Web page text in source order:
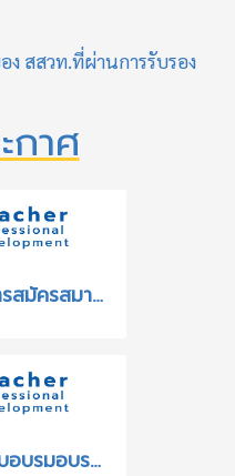
สสวท.ที่ผ่านการรับรอง
กาศ
ประชาสัมพันธ์การสมัครสมาชิกรูปแบบใหม่ด้วย ThaID ของระบบฐานข้อมูลเครือข่ายทางการศึกษาและระบบอบรมครู สสวท.
การปรับปรุงระบบอบรมอบรมครูและการวมฐานข้อมูลผู้ใช้งานของระบบอบรมครู (TeacherPD) และระบบฐานข้อมูลเครือข่ายทางการศึกษา สสวท. (ENDB) เข้าด้วยกัน